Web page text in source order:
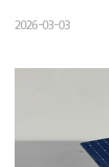
2026-03-03